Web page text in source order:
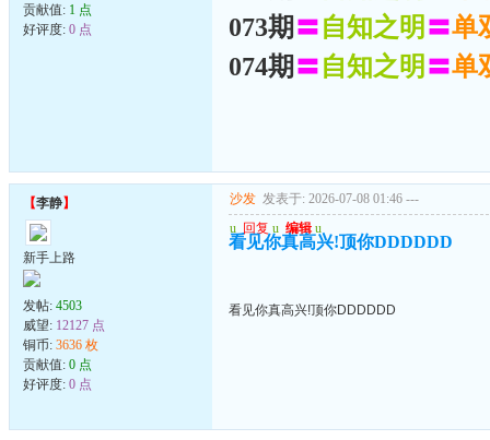
贡献值: 1 点
好评度: 0 点
073期 〓自知之明 〓单
074期 〓自知之明 〓单
【李静】
新手上路
发帖: 4503
威望: 12127 点
铜币: 3636 枚
贡献值: 0 点
好评度: 0 点
沙发 发表于: 2026-07-08 01:46 ---
u 回复 u 编辑 u
看见你真高兴!顶你DDDDDD
看见你真高兴!顶你DDDDDD